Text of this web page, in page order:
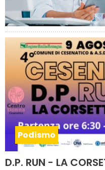
Podismo
D.P. RUN - LA